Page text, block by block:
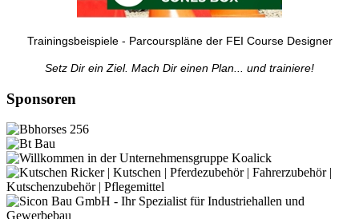
Trainingsbeispiele - Parcourspläne der FEI Course Designer
Setz Dir ein Ziel. Mach Dir einen Plan... und trainiere!
Sponsoren